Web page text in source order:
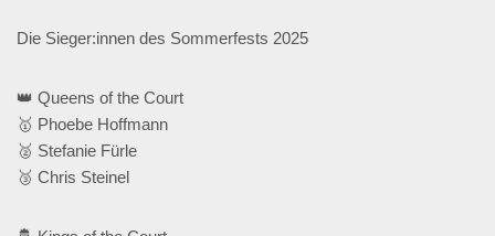
Die Sieger:innen des Sommerfests 2025
👑 Queens of the Court
🥇 Phoebe Hoffmann
🥈 Stefanie Fürle
🥉 Chris Steinel